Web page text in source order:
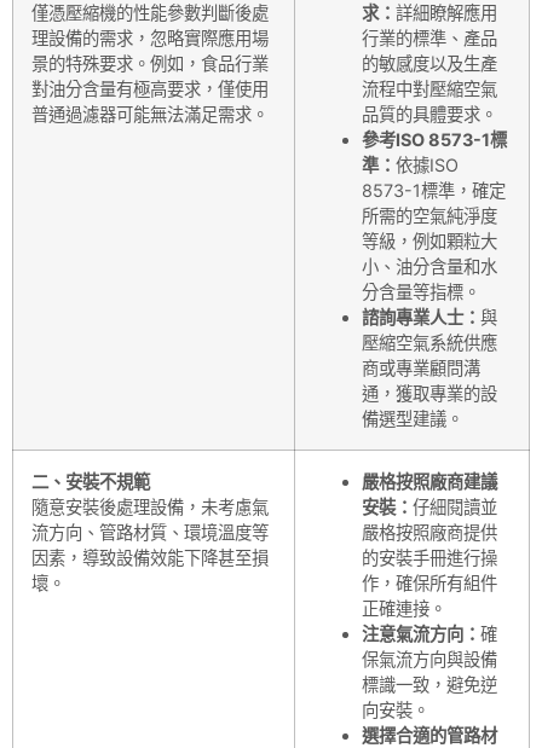
僅憑壓縮機的性能參數判斷後處
理設備的需求，忽略實際應用場
景的特殊要求。例如，食品行業
對油分含量有極高要求，僅使用
普通過濾器可能無法滿足需求。
求： 詳細瞭解應用
行業的標準、產品
的敏感度以及生產
流程中對壓縮空氣
品質的具體要求。
參考ISO 8573-1標
準： 依據ISO
8573-1標準，確定
所需的空氣純淨度
等級，例如顆粒大
小、油分含量和水
分含量等指標。
諮詢專業人士： 與
壓縮空氣系統供應
商或專業顧問溝
通，獲取專業的設
備選型建議。
二、安裝不規範
隨意安裝後處理設備，未考慮氣
流方向、管路材質、環境溫度等
因素，導致設備效能下降甚至損
壞。
嚴格按照廠商建議
安裝： 仔細閱讀並
嚴格按照廠商提供
的安裝手冊進行操
作，確保所有組件
正確連接。
注意氣流方向： 確
保氣流方向與設備
標識一致，避免逆
向安裝。
選擇合適的管路材